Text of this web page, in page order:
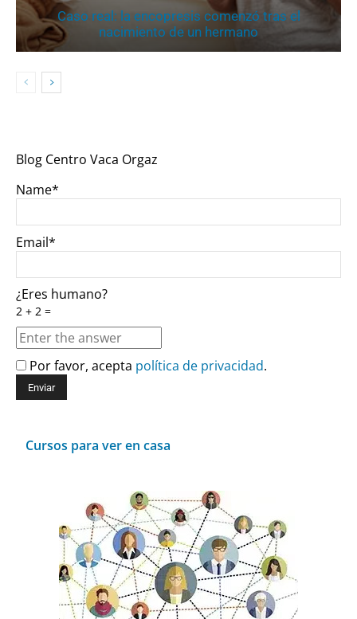
Caso real: la encopresis comenzó tras el
nacimiento de un hermano
Blog Centro Vaca Orgaz
Name*
Email*
¿Eres humano?
2 + 2 =
Por favor, acepta política de privacidad.
Cursos para ver en casa